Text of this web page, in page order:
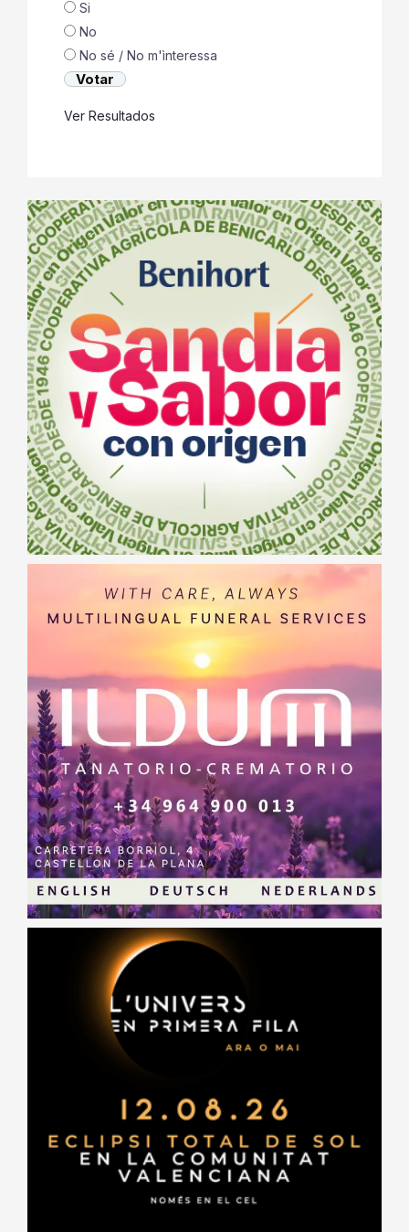
Si
No
No sé / No m'ìnteressa
Ver Resultados